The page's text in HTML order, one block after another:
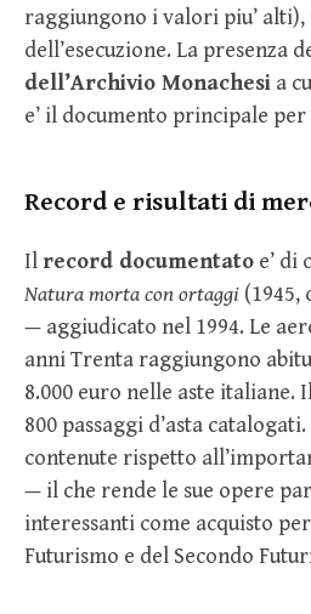
raggiungono i valori piu’
dell’esecuzione. La presenza
dell’Archivio Monachesi a
e’ il documento principale
Record e risultati di
Il record documentato e’ di
Natura morta con ortaggi (1945,
— aggiudicato nel 1994. Le
anni Trenta raggiungono
8.000 euro nelle aste italiane.
800 passaggi d’asta
contenute rispetto
— il che rende le sue opere
interessanti come acquisto
Futurismo e del Secondo